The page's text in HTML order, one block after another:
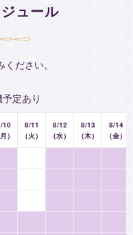
ットで鑑定できます。よ
、お相手の情報もご用意
タルに問題の原因や解決
きな人が今なにをして
のか？
ますよ。
月日から相性を占い、霊
トを用いて、カウンセリ
じて、前世との関わ
こともあるでしょう。
たの気持ちを、お相手の
ュール
ださい。
定あり
10
月）
8/11
（火）
8/12
（水）
8/13
（木）
8/14
（金）